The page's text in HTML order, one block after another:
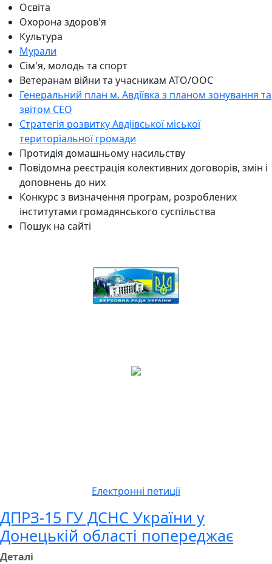
Освіта
Охорона здоров'я
Культура
Мурали
Сім'я, молодь та спорт
Ветеранам війни та учасникам АТО/ООС
Генеральний план м. Авдіївка з планом зонування та
звітом СЕО
Стратегія розвитку Авдіївської міської
територіальної громади
Протидія домашньому насильству
Повідомна реєстрація колективних договорів, змін і
доповнень до них
Конкурс з визначення програм, розроблених
інститутами громадянського суспільства
Пошук на сайті
Електронні петиції
ДПРЗ-15 ГУ ДСНС України у
Донецькій області попереджає
Деталі